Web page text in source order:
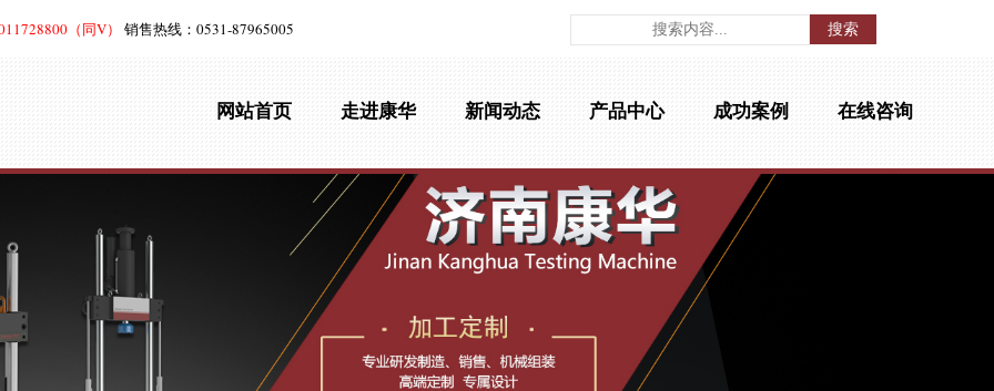
（同V） 销售热线：0531-87965005 搜索
网站首页 走进康华 新闻动态 产品中心 成功案例 在线咨询